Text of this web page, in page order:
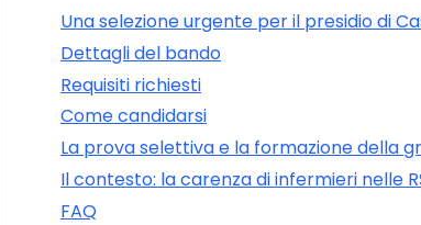
Una selezione urgente per il presidio di
Dettagli del bando
Requisiti richiesti
Come candidarsi
La prova selettiva e la formazione della
Il contesto: la carenza di infermieri nelle
FAQ